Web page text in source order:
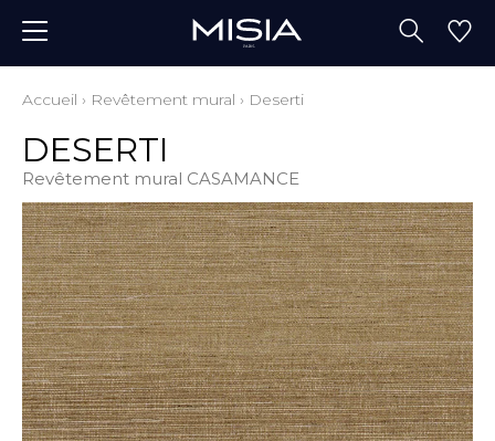
Accueil › Revêtement mural › Deserti
DESERTI
Revêtement mural CASAMANCE